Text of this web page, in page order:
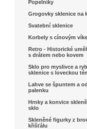
Popelníky
Grogovky sklenice na
Svatební sklenice
Korbely s cínovým
Retro - Historické
s drátem nebo kovem
Sklo pro myslivce a
sklenice s loveckou
Lahve se špuntem a
palenku
Hrnky a konvice
sklo
Skleněné figurky z
křišťálu